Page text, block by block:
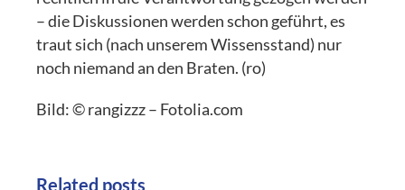
– die Diskussionen werden schon geführt, es
traut sich (nach unserem Wissensstand) nur
noch niemand an den Braten. (ro)
Bild: © rangizzz – Fotolia.com
Related posts